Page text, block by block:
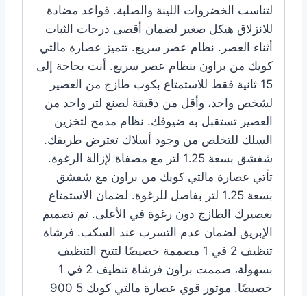
لتناسب الخضروات اللينة والصلبة. قواعد مضادة
للانزلاق هيكل صغير لضمان أقصى درجات الثبات
أثناء العصر. نظام عصر سريع. تتميز عصارة مالتي
كويك من براون بنظام عصر سريع. أنت بحاجة إلى
15 ثانية فقط للاستمتاع بكوب طازج من العصير
لشخص واحد، وأقل من دقيقة لصنع لتر واحد من
العصير تستقبل به ضيوفك. نظام مدمج لتخزين
السلك للتخلص من وجود أسلاك تعترض طريقك.
شفشق بسعة 1.25 لتر مع مصفاة لإزالة الرغوة.
تأتي عصارة مالتي كويك من براون مع شفشق
بسعة 1.25 لتر بفاصل للرغوة. لضمان الاستمتاع
بعصيرك الطازج دون رغوة في الأعلى. تم تصميم
الإبريق لضمان عدم التسرب عند السكب. فرشاة
تنظيف 2 في 1 مصممة خصيصًا لتتيح التنظيف
بسهولة، صممت براون فرشاة تنظيف 2 في 1
خصيصًا. موتور قوي عصارة مالتي كويك 5 900